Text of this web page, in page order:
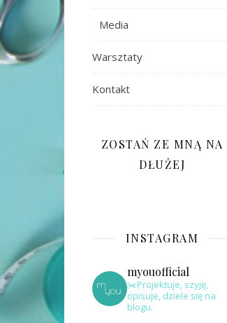
Media
Warsztaty
Kontakt
ZOSTAŃ ZE MNĄ NA
DŁUŻEJ
INSTAGRAM
myouofficial
✂️Projektuje, szyję,
opisuje, dziele się na
blogu.